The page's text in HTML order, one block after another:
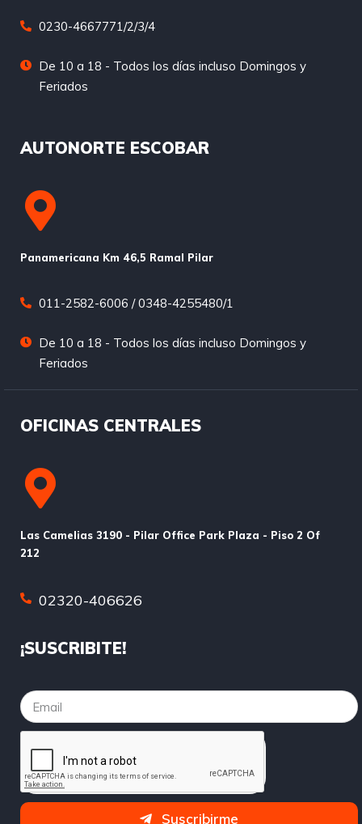
0230-4667771/2/3/4
De 10 a 18 - Todos los días incluso Domingos y
Feriados
AUTONORTE ESCOBAR
Panamericana Km 46,5 Ramal Pilar
011-2582-6006 / 0348-4255480/1
De 10 a 18 - Todos los días incluso Domingos y
Feriados
OFICINAS CENTRALES
Las Camelias 3190 - Pilar Office Park Plaza - Piso 2 Of
212
02320-406626
¡SUSCRIBITE!
Suscribirme